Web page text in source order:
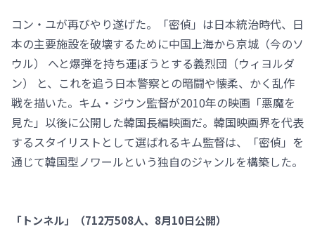
コン・ユが再びやり遂げた。「密偵」は日本統治時代、日
本の主要施設を破壊するために中国上海から京城（今のソ
ウル） へと爆弾を持ち運ぼうとする義烈団（ウィヨルダ
ン） と、これを追う日本警察との暗闘や懐柔、かく乱作
戦を描いた。キム・ジウン監督が2010年の映画「悪魔を
見た」以後に公開した韓国長編映画だ。韓国映画界を代表
するスタイリストとして選ばれるキム監督は、「密偵」を
通じて韓国型ノワールという独自のジャンルを構築した。
「トンネル」（712万508人、8月10日公開）